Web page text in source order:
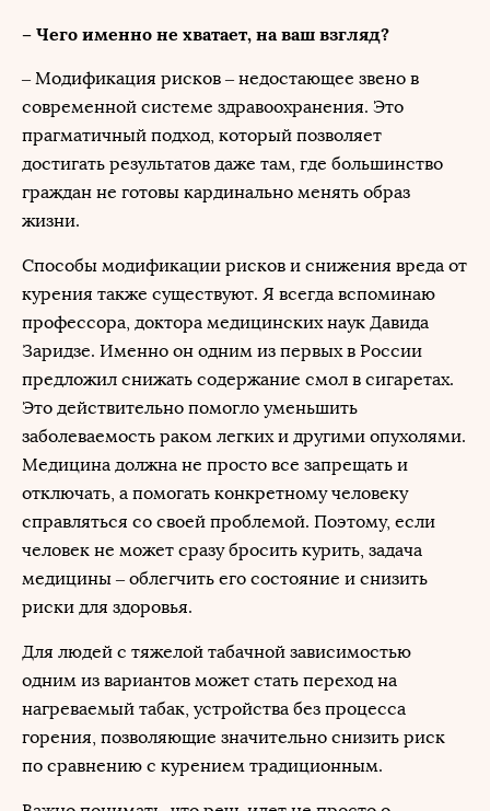
– Чего именно не хватает, на ваш взгляд?
– Модификация рисков – недостающее звено в
современной системе здравоохранения. Это
прагматичный подход, который позволяет
достигать результатов даже там, где большинство
граждан не готовы кардинально менять образ
жизни.
Способы модификации рисков и снижения вреда от
курения также существуют. Я всегда вспоминаю
профессора, доктора медицинских наук Давида
Заридзе. Именно он одним из первых в России
предложил снижать содержание смол в сигаретах.
Это действительно помогло уменьшить
заболеваемость раком легких и другими опухолями.
Медицина должна не просто все запрещать и
отключать, а помогать конкретному человеку
справляться со своей проблемой. Поэтому, если
человек не может сразу бросить курить, задача
медицины – облегчить его состояние и снизить
риски для здоровья.
Для людей с тяжелой табачной зависимостью
одним из вариантов может стать переход на
нагреваемый табак, устройства без процесса
горения, позволяющие значительно снизить риск
по сравнению с курением традиционным.